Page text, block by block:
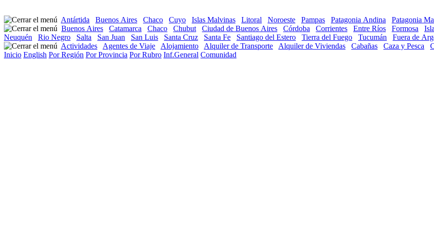
Antártida Buenos Aires Chaco Cuyo Islas Malvinas Litoral Noroeste Pampas Patagonia Andina Patagonia
Buenos Aires
Catamarca Chaco Chubut Ciudad de Buenos Aires Córdoba Corrientes Entre Ríos Formosa
Neuquén
Rio Negro Salta San Juan San Luis Santa Cruz Santa Fe Santiago del Estero Tierra del Fuego Tucumán Fuera de
Actividades
Agentes de Viaje Alojamiento Alquiler de Transporte Alquiler de Viviendas Cabañas Caza y Pesca
Inicio English Por Región Por Provincia Por Rubro Inf.General Comunidad